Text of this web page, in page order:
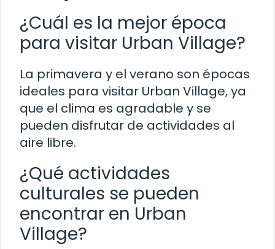
¿Cuál es la mejor época
para visitar Urban Village?
La primavera y el verano son épocas
ideales para visitar Urban Village, ya
que el clima es agradable y se
pueden disfrutar de actividades al
aire libre.
¿Qué actividades
culturales se pueden
encontrar en Urban
Village?